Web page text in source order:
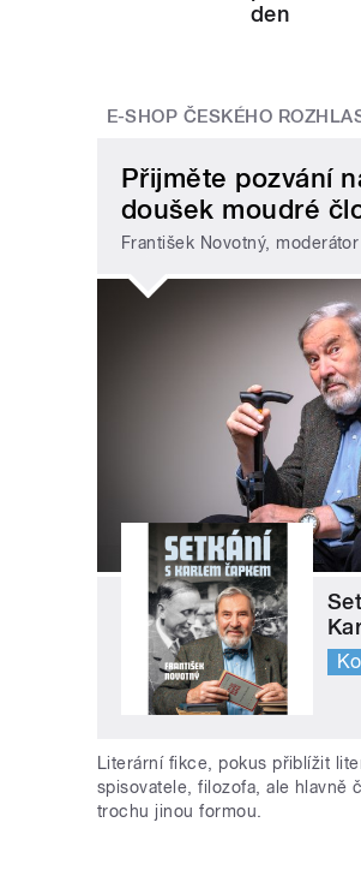
den
E-SHOP ČESKÉHO
Přijměte pozvání
doušek moudré
František Novotný, moderátor
Literární fikce, pokus přiblížit
spisovatele, filozofa, ale hlavně
trochu jinou formou.